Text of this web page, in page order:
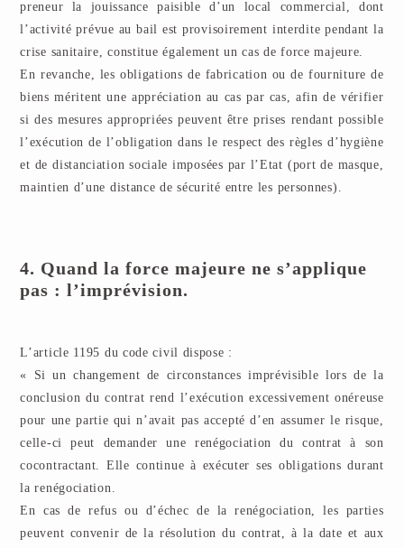
preneur la jouissance paisible d’un local commercial, dont
l’activité prévue au bail est provisoirement interdite pendant la
crise sanitaire, constitue également un cas de force majeure.
En revanche, les obligations de fabrication ou de fourniture de
biens méritent une appréciation au cas par cas, afin de vérifier
si des mesures appropriées peuvent être prises rendant possible
l’exécution de l’obligation dans le respect des règles d’hygiène
et de distanciation sociale imposées par l’Etat (port de masque,
maintien d’une distance de sécurité entre les personnes).
4. Quand la force majeure ne s’applique
pas : l’imprévision.
L’article 1195 du code civil dispose :
« Si un changement de circonstances imprévisible lors de la
conclusion du contrat rend l’exécution excessivement onéreuse
pour une partie qui n’avait pas accepté d’en assumer le risque,
celle-ci peut demander une renégociation du contrat à son
cocontractant. Elle continue à exécuter ses obligations durant
la renégociation.
En cas de refus ou d’échec de la renégociation, les parties
peuvent convenir de la résolution du contrat, à la date et aux